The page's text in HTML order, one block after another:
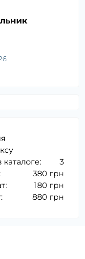
3
380 грн
180 грн
880 грн